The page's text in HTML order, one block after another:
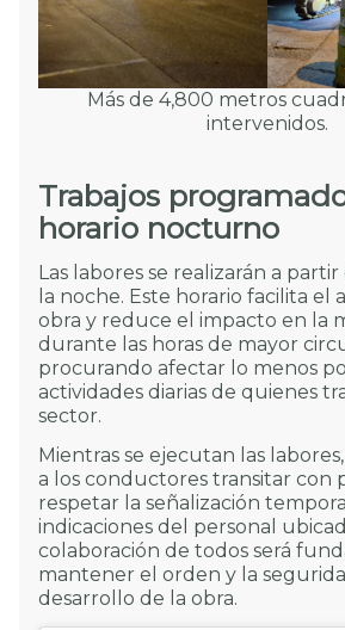
Más de 4,800 metros
intervenidos.
Trabajos
horario nocturno
Las labores se realizarán a
la noche. Este horario facilita el
obra y reduce el impacto en la
durante las horas de mayor
procurando afectar lo menos
actividades diarias de quienes
sector.
Mientras se ejecutan las
a los conductores transitar con
respetar la señalización
indicaciones del personal
colaboración de todos será
mantener el orden y la
desarrollo de la obra.